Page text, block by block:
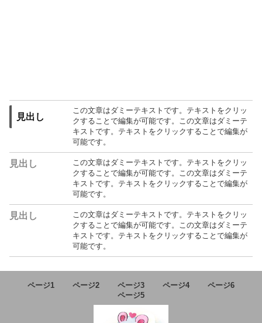
見出し
この文章はダミーテキストです。テキストをクリッ
クすることで編集が可能です。この文章はダミーテ
キストです。テキストをクリックすることで編集が
可能です。
見出し
この文章はダミーテキストです。テキストをクリッ
クすることで編集が可能です。この文章はダミーテ
キストです。テキストをクリックすることで編集が
可能です。
見出し
この文章はダミーテキストです。テキストをクリッ
クすることで編集が可能です。この文章はダミーテ
キストです。テキストをクリックすることで編集が
可能です。
ページ1 ページ2 ページ3 ページ4
ページ6
ページ5